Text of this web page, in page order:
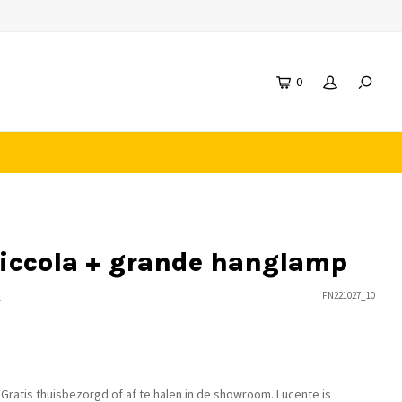
0
+ grande hanglamp
FN221027_10
thuisbezorgd of af te halen in de showroom. Lucente is